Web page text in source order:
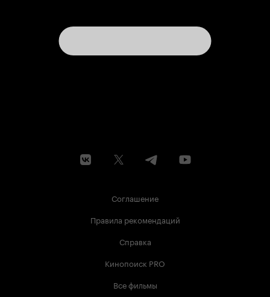
Соглашение
Правила рекомендаций
Справка
Кинопоиск PRO
Все фильмы